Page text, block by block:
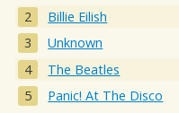
Billie Eilish
Unknown
The Beatles
Panic! At The Disco